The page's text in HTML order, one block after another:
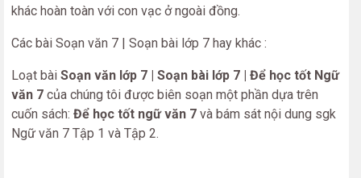
khác hoàn toàn với con vạc ở ngoài đồng.
Các bài Soạn văn 7 | Soạn bài lớp 7 hay khác :
Loạt bài Soạn văn lớp 7 | Soạn bài lớp 7 | Để học tốt Ngữ
văn 7 của chúng tôi được biên soạn một phần dựa trên
cuốn sách: Để học tốt ngữ văn 7 và bám sát nội dung sgk
Ngữ văn 7 Tập 1 và Tập 2.